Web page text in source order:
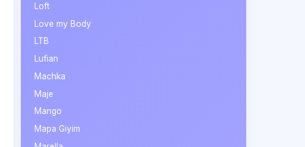
Loft
Love my Body
LTB
Lufian
Machka
Maje
Mango
Mapa Giyim